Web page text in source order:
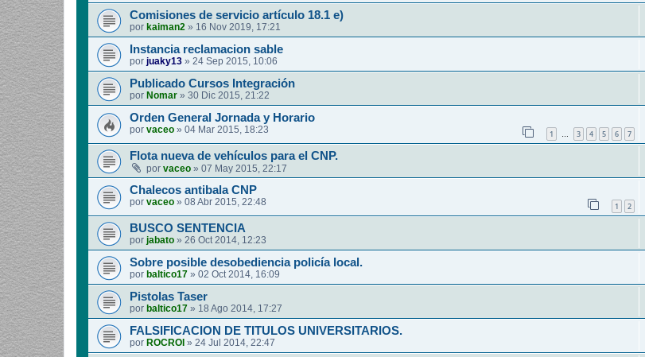
Comisiones de servicio artículo 18.1 e)
por kaiman2 » 16 Nov 2019, 17:21
Instancia reclamacion sable
por juaky13 » 24 Sep 2015, 10:06
Publicado Cursos Integración
por Nomar » 30 Dic 2015, 21:22
Orden General Jornada y Horario
por vaceo » 04 Mar 2015, 18:23 1 3 4 5 6 7
Flota nueva de vehículos para el CNP.
por vaceo » 07 May 2015, 22:17
Chalecos antibala CNP
por vaceo » 08 Abr 2015, 22:48 1 2
BUSCO SENTENCIA
por jabato » 26 Oct 2014, 12:23
Sobre posible desobediencia policía local.
por baltico17 » 02 Oct 2014, 16:09
Pistolas Taser
por baltico17 » 18 Ago 2014, 17:27
FALSIFICACION DE TITULOS UNIVERSITARIOS.
por ROCROI » 24 Jul 2014, 22:47